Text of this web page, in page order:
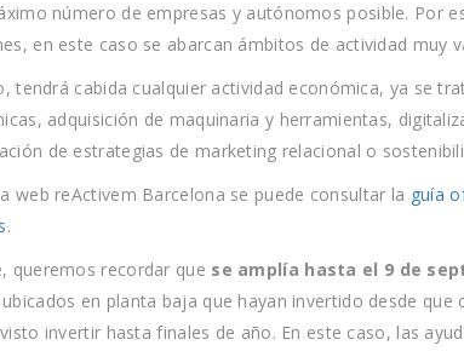
número de empresas y autónomos posible. Por
en este caso se abarcan ámbitos de actividad muy
tendrá cabida cualquier actividad económica, ya se
adquisición de maquinaria y herramientas,
de estrategias de marketing relacional o
web reActivem Barcelona se puede consultar la guía
.
queremos recordar que se amplía hasta el 9 de
en planta baja que hayan invertido desde
invertir hasta finales de año. En este caso, las